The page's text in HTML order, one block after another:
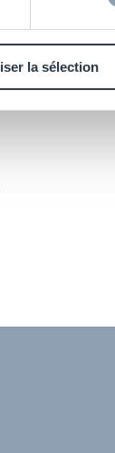
la sélection